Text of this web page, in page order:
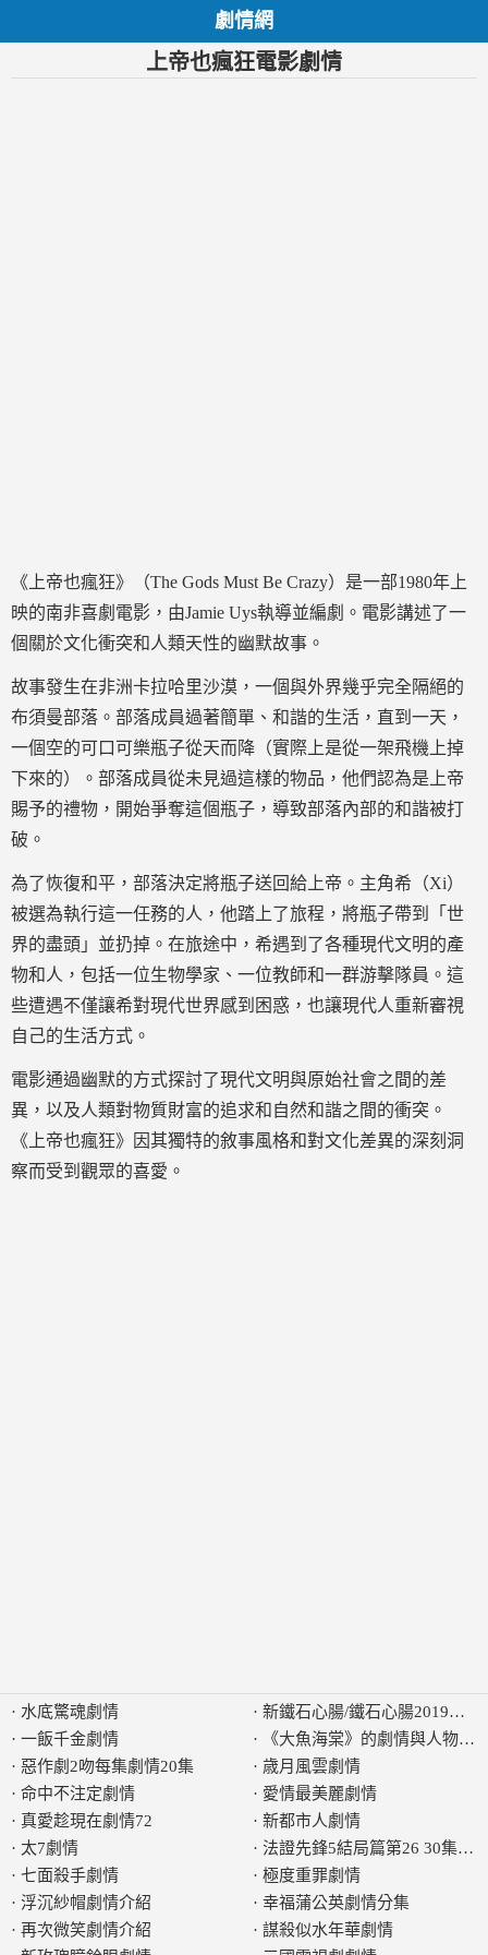
劇情網
上帝也瘋狂電影劇情
《上帝也瘋狂》（The Gods Must Be Crazy）是一部1980年上
映的南非喜劇電影，由Jamie Uys執導並編劇。電影講述了一
個關於文化衝突和人類天性的幽默故事。
故事發生在非洲卡拉哈里沙漠，一個與外界幾乎完全隔絕的
布須曼部落。部落成員過著簡單、和諧的生活，直到一天，
一個空的可口可樂瓶子從天而降（實際上是從一架飛機上掉
下來的）。部落成員從未見過這樣的物品，他們認為是上帝
賜予的禮物，開始爭奪這個瓶子，導致部落內部的和諧被打
破。
為了恢復和平，部落決定將瓶子送回給上帝。主角希（Xi）
被選為執行這一任務的人，他踏上了旅程，將瓶子帶到「世
界的盡頭」並扔掉。在旅途中，希遇到了各種現代文明的產
物和人，包括一位生物學家、一位教師和一群游擊隊員。這
些遭遇不僅讓希對現代世界感到困惑，也讓現代人重新審視
自己的生活方式。
電影通過幽默的方式探討了現代文明與原始社會之間的差
異，以及人類對物質財富的追求和自然和諧之間的衝突。
《上帝也瘋狂》因其獨特的敘事風格和對文化差異的深刻洞
察而受到觀眾的喜愛。
· 水底驚魂劇情
· 一飯千金劇情
· 惡作劇2吻每集劇情20集
· 命中不注定劇情
· 真愛趁現在劇情72
· 太7劇情
· 七面殺手劇情
· 浮沉紗帽劇情介紹
· 再次微笑劇情介紹
· 新鐵石心腸/鐵石心腸2019劇情
·
《大魚海棠》的劇情與人物有
· 歳月風雲劇情
· 愛情最美麗劇情
· 新都市人劇情
· 法證先鋒5結局篇第26 30集劇
· 極度重罪劇情
· 幸福蒲公英劇情分集
· 謀殺似水年華劇情